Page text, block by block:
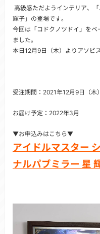
高級感ただようインテリア、
輝子」の登場です。
今回は「コドクノツドイ」を
ました。
本日12月9日（木）よりアソビ
受注期間：2021年12月9日（
お届け予定：2022年3月
▼お申込みはこちら▼
アイドルマスター
ナルパブミラー 星